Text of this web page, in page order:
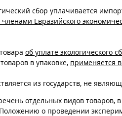
сбор уплачивается
Евразийского
об уплате экологического
в упаковке, применяется
из государств, не
отдельных видов товаров,
о проведении